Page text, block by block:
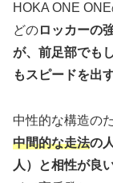
HOKA ONE
どのロッカーの
が、前足部でも
もスピードを出
中性的な構造の
中間的な走法の
人）と相性が良